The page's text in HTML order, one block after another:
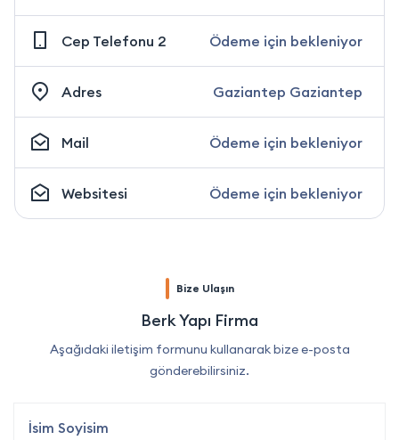
Cep Telefonu 2 Ödeme için bekleniyor
Adres Gaziantep Gaziantep
Mail Ödeme için bekleniyor
Websitesi Ödeme için bekleniyor
Bize Ulaşın
Berk Yapı Firma
Aşağıdaki iletişim formunu kullanarak bize e-posta
gönderebilirsiniz.